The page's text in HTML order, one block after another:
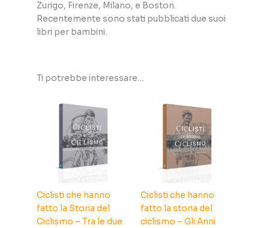
Zurigo, Firenze, Milano, e Boston.
Recentemente sono stati pubblicati due suoi
libri per bambini.
Ti potrebbe interessare…
Ciclisti che hanno
fatto la Storia del
Ciclismo – Tra le due
Ciclisti che hanno
fatto la storia del
ciclismo – Gli Anni